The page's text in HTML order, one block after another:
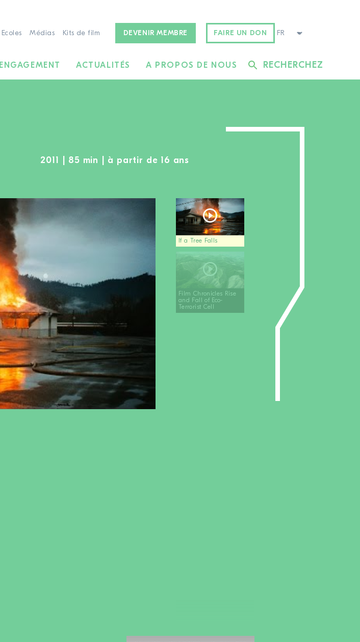
Ecoles Médias Kits de film DEVENIR MEMBRE FAIRE UN DON
ENGAGEMENT ACTUALITÉS A PROPOS DE NOUS RECHERCHEZ
If a Tree Falls
Film Chronicles Rise
and Fall of Eco-
Terrorist Cell
2011 | 85 min | à partir de 16 ans